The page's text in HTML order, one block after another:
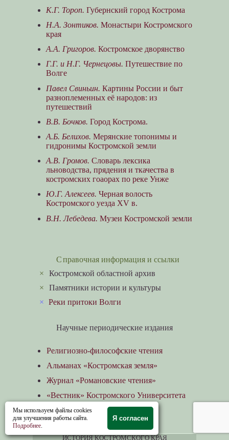
К.Г. Тороп. Губернский город Кострома
Н.А. Зонтиков. Монастыри Костромского
края
А.А. Григоров. Костромское дворянство
Г.Г. и Н.Г. Чернецовы. Путешествие по
Волге
Павел Свиньин. Картины России и быт
разноплеменных её народов: из
путешествий
В.В. Бочков. Город Кострома.
А.Б. Белихов. Мерянские топонимы и
гидронимы Костромской земли
А.В. Громов. Словарь лексика
льноводства, прядения и ткачества в
костромских гоаорах по реке Унже
Ю.Г. Алексеев. Черная волость
Костромского уезда XV в.
В.Н. Лебедева. Музеи Костромской земли
Справочная информация и ссылки
×Костромской областной архив
×Памятники истории и культуры
×Реки притоки Волги
Научные периодические издания
Религиозно-философские чтения
Альманах «Костромская земля»
Журнал «Романовские чтения»
«Вестник» Костромского Университета
«Губернский дом»
Теги >>
ИСТОРИЯ КОСТРОМСКОГО КРАЯ
Мы используем файлы cookies
для улучшения работы сайта.
Подробнее.
Я согласен